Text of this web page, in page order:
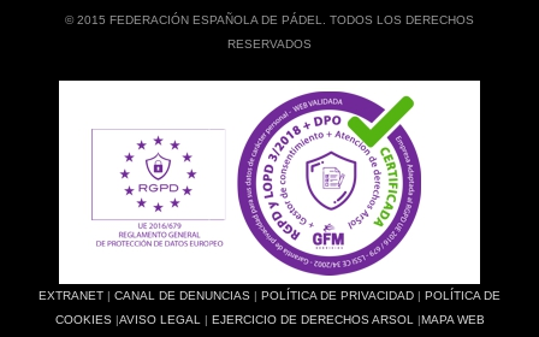
© 2015 FEDERACIÓN ESPAÑOLA DE PÁDEL. TODOS LOS DERECHOS
RESERVADOS
EXTRANET | CANAL DE DENUNCIAS | POLÍTICA DE PRIVACIDAD | POLÍTICA DE
COOKIES|AVISO LEGAL | EJERCICIO DE DERECHOS ARSOL |MAPA WEB